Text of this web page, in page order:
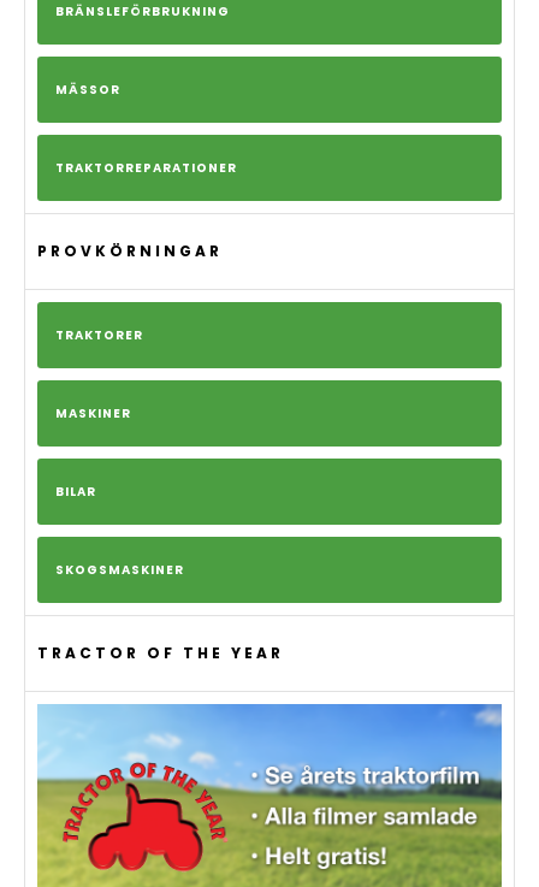
BRÄNSLEFÖRBRUKNING
MÄSSOR
TRAKTORREPARATIONER
PROVKÖRNINGAR
TRAKTORER
MASKINER
BILAR
SKOGSMASKINER
TRACTOR OF THE YEAR